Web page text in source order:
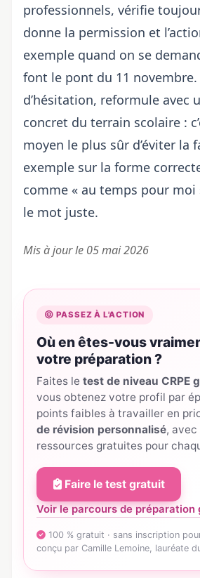
professionnels, vérifie
donne la permission et
exemple quand on se
font le pont du 11 novembre
d’hésitation, reformule avec
concret du terrain scolaire :
moyen le plus sûr d’éviter la
exemple sur la forme
comme « au temps pour moi
le mot juste.
Mis à jour le 05 mai 2026
PASSEZ À L'ACTION
Où en êtes-vous
votre préparation ?
Faites letest de niveau CRPE
vous obtenez votre profil par
points faibles à travailler en
de révision personnalisé,
ressources gratuites pour
Faire le test gratuit
Voir le parcours de
100 % gratuit · sans inscription
conçu par Camille Lemoine, lauréate